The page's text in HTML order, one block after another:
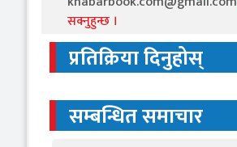
सक्नुहुन्छ ।
प्रतिक्रिया दिनुहोस्
सम्बन्धित समाचार